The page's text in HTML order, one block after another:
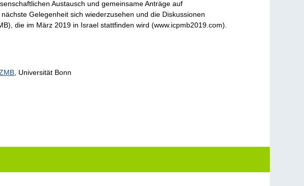
Austausch und gemeinsame Anträge auf
Gelegenheit sich wiederzusehen und die Diskussionen
die im März 2019 in Israel stattfinden wird (www.icpmb2019.com).
, Universität Bonn